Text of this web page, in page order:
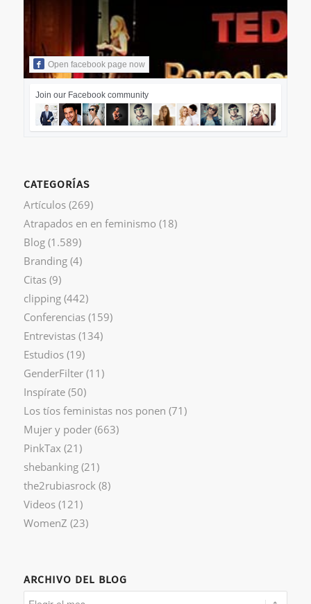
Open facebook page now
Join our Facebook community
CATEGORÍAS
Artículos(269)
Atrapados en en feminismo (18)
Blog(1.589)
Branding(4)
Citas(9)
clipping(442)
Conferencias(159)
Entrevistas(134)
Estudios(19)
GenderFilter(11)
Inspírate(50)
Los tíos feministas nos ponen (71)
Mujer y poder(663)
PinkTax(21)
shebanking(21)
the2rubiasrock(8)
Videos(121)
WomenZ (23)
ARCHIVO DEL BLOG